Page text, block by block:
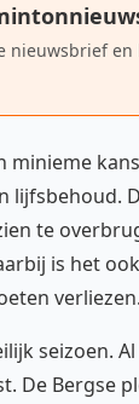
nieuwsbrief
minieme
lijfsbehoud.
te
is het
verliezen.
seizoen.
De Bergse